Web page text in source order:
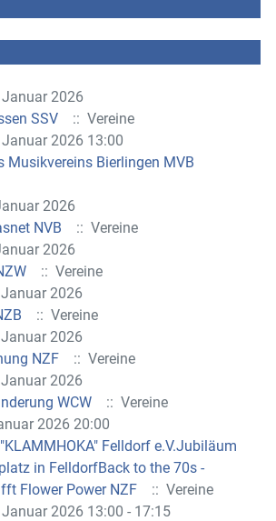
2026
SSV
:: Vereine
2026 13:00
Musikvereins Bierlingen MVB
2026
NVB
:: Vereine
2026
:: Vereine
2026
:: Vereine
2026
NZF
:: Vereine
2026
WCW
:: Vereine
2026 20:00
Felldorf e.V.Jubiläum
in FelldorfBack to the 70s -
Flower Power NZF
:: Vereine
2026 13:00 - 17:15